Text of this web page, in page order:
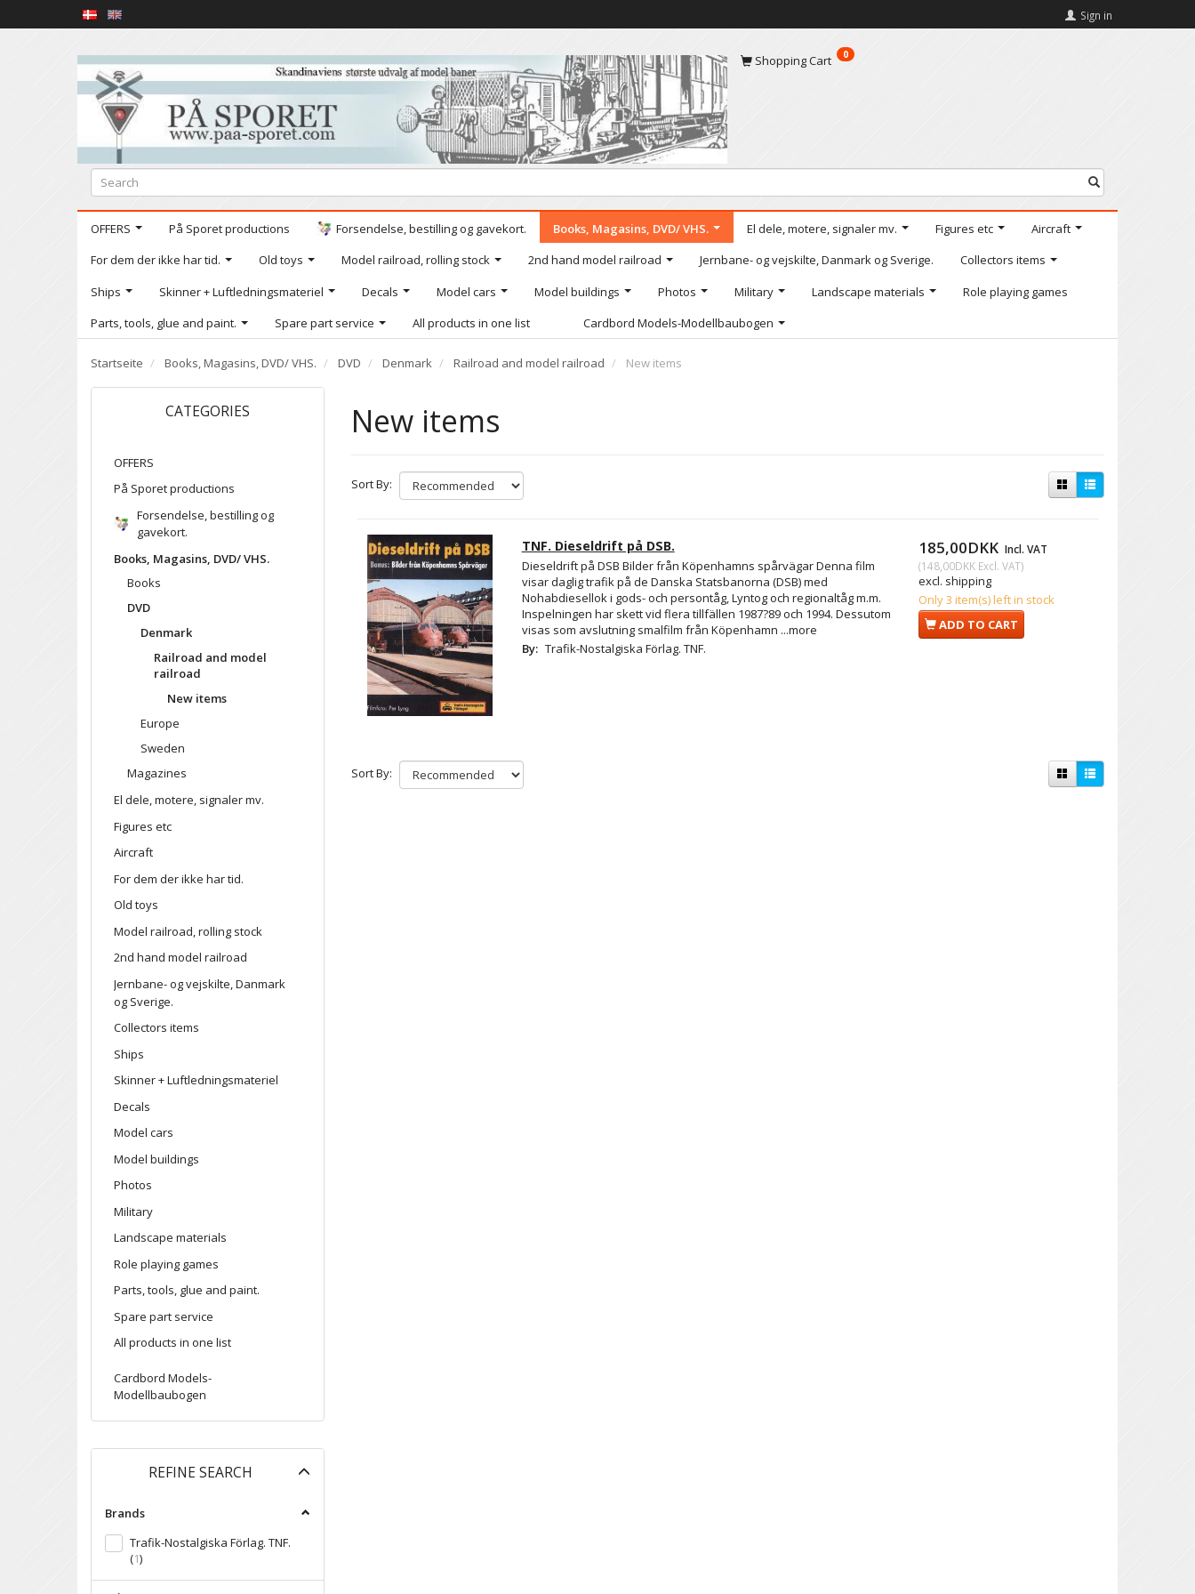
Sign in
Shopping Cart 0
OFFERS På Sporet productions Forsendelse, bestilling og gavekort. Books, Magasins, DVD/ VHS. El dele, motere, signaler mv. Figures etc
Aircraft
For dem der ikke har tid.
Old toys Model railroad, rolling stock 2nd hand model railroad Jernbane- og vejskilte, Danmark og Sverige.
Collectors items
Ships
Skinner + Luftledningsmateriel Decals Model cars Model buildings Photos Military Landscape materials
Role playing games
Parts, tools, glue and paint.
Spare part service All products in one list Cardbord Models-Modellbaubogen
Startseite Books, Magasins, DVD/ VHS. DVD Denmark Railroad and model railroad New items
CATEGORIES
OFFERS
På Sporet productions
Forsendelse, bestilling og
gavekort.
Books, Magasins, DVD/ VHS.
Books
DVD
Denmark
Railroad and model
railroad
New items
Europe
Sweden
Magazines
El dele, motere, signaler mv.
Figures etc
Aircraft
For dem der ikke har tid.
Old toys
Model railroad, rolling stock
2nd hand model railroad
Jernbane- og vejskilte, Danmark
og Sverige.
Collectors items
Ships
Skinner + Luftledningsmateriel
Decals
Model cars
Model buildings
Photos
Military
Landscape materials
Role playing games
Parts, tools, glue and paint.
Spare part service
All products in one list
Cardbord Models-
Modellbaubogen
REFINE SEARCH
Brands
Trafik-Nostalgiska Förlag. TNF.
(1)
New items
Sort By:
TNF. Dieseldrift på DSB.
Dieseldrift på DSB Bilder från Köpenhamns spårvägar Denna film
visar daglig trafik på de Danska Statsbanorna (DSB) med
Nohabdiesellok i gods- och persontåg, Lyntog och regionaltåg m.m.
Inspelningen har skett vid flera tillfällen 1987?89 och 1994. Dessutom
visas som avslutning smalfilm från Köpenhamn ...more
By: Trafik-Nostalgiska Förlag. TNF.
185,00DKK Incl. VAT
(148,00DKKExcl. VAT)
excl. shipping
Only 3 item(s) left in stock
ADD TO CART
Sort By: